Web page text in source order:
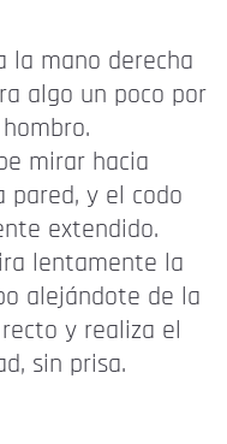
la mano derecha
algo un poco por
mirar hacia
pared, y el codo
extendido.
lentamente la
alejándote de la
y realiza el
sin prisa.